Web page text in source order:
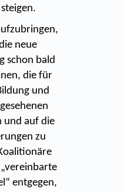
neue
schon bald
die für
und
und auf die
zu
entgegen,